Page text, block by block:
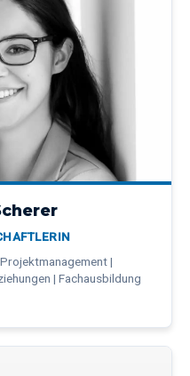
|
| Fachausbildung